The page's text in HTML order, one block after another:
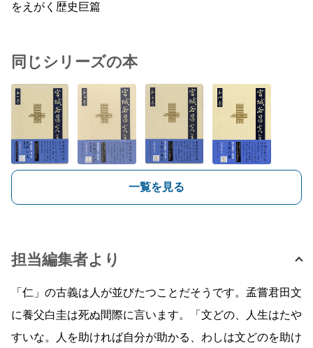
をえがく歴史巨篇
同じシリーズの本
一覧を見る
担当編集者より
「仁」の古義は人が並びたつことだそうです。孟嘗君田文
に養父白圭は死ぬ間際に言います。「文どの、人生はたや
すいな。人を助ければ自分が助かる、わしは文どのを助け